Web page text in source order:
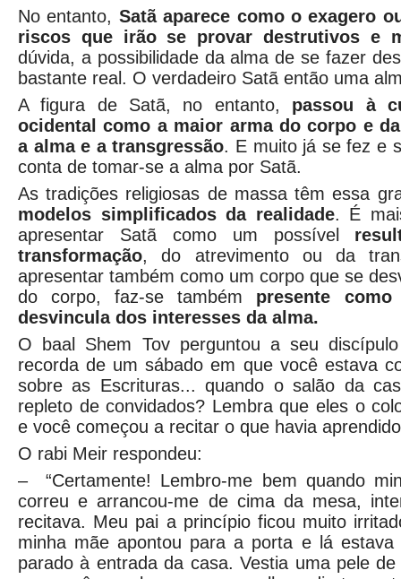
No entanto, Satã aparece como o exagero
riscos que irão se provar destrutivos e
dúvida, a possibilidade da alma de se fazer
bastante real. O verdadeiro Satã então uma
A figura de Satã, no entanto, passou à
ocidental como a maior arma do corpo e
a alma e a transgressão. E muito já se fez e
conta de tomar-se a alma por Satã.
As tradições religiosas de massa têm essa
modelos simplificados da realidade. É
apresentar Satã como um possível
transformação, do atrevimento ou da
apresentar também como um corpo que se
do corpo, faz-se também presente
desvincula dos interesses da alma.
O baal Shem Tov perguntou a seu
recorda de um sábado em que você estava
sobre as Escrituras... quando o salão da
repleto de convidados? Lembra que eles o
e você começou a recitar o que havia
O rabi Meir respondeu:
– “Certamente! Lembro-me bem quando
correu e arrancou-me de cima da mesa,
recitava. Meu pai a princípio ficou muito
minha mãe apontou para a porta e lá estava
parado à entrada da casa. Vestia uma pele